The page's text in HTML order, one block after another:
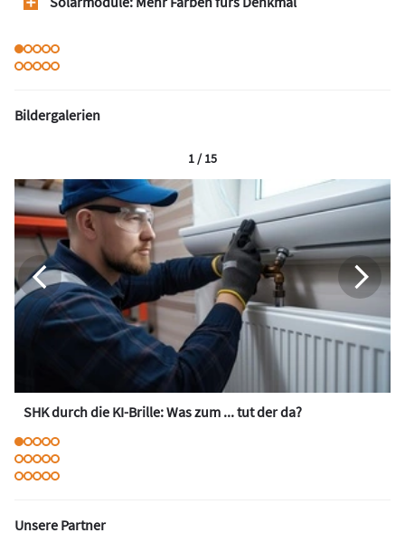
Bildergalerien
SHK durch die KI-Brille: Was zum ... tut der da?
1 / 15
Unsere Partner